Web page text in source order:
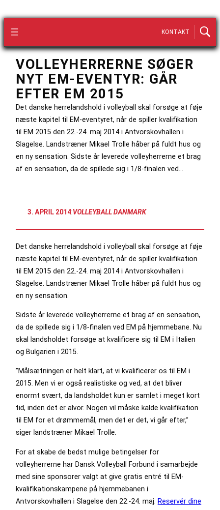
KONTAKT
VOLLEYHERRERNE SØGER
NYT EM-EVENTYR: GÅR
EFTER EM 2015
Det danske herrelandshold i volleyball skal forsøge at føje
næste kapitel til EM-eventyret, når de spiller kvalifikation
til EM 2015 den 22.-24. maj 2014 i Antvorskovhallen i
Slagelse. Landstræner Mikael Trolle håber på fuldt hus og
en ny sensation. Sidste år leverede volleyherrerne et brag
af en sensation, da de spillede sig i 1/8-finalen ved…
3. APRIL 2014:VOLLEYBALL DANMARK
Det danske herrelandshold i volleyball skal forsøge at føje
næste kapitel til EM-eventyret, når de spiller kvalifikation
til EM 2015 den 22.-24. maj 2014 i Antvorskovhallen i
Slagelse. Landstræner Mikael Trolle håber på fuldt hus og
en ny sensation.
Sidste år leverede volleyherrerne et brag af en sensation,
da de spillede sig i 1/8-finalen ved EM på hjemmebane. Nu
skal landsholdet forsøge at kvalificere sig til EM i Italien
og Bulgarien i 2015.
”Målsætningen er helt klart, at vi kvalificerer os til EM i
2015. Men vi er også realistiske og ved, at det bliver
enormt svært, da landsholdet kun er samlet i meget kort
tid, inden det er alvor. Nogen vil måske kalde kvalifikation
til EM for et drømmemål, men det er det, vi går efter,”
siger landstræner Mikael Trolle.
For at skabe de bedst mulige betingelser for
volleyherrerne har Dansk Volleyball Forbund i samarbejde
med sine sponsorer valgt at give gratis entré til EM-
kvalifikationskampene på hjemmebanen i
Antvorskovhallen i Slagelse den 22.-24. maj.
Reservér dine